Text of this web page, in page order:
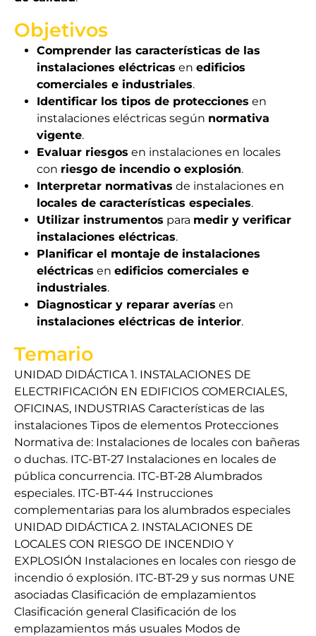
Objetivos
Comprender las características de las
instalaciones eléctricas en edificios
comerciales e industriales.
Identificar los tipos de protecciones en
instalaciones eléctricas según normativa
vigente.
Evaluar riesgos en instalaciones en locales
con riesgo de incendio o explosión.
Interpretar normativas de instalaciones en
locales de características especiales.
Utilizar instrumentos para medir y verificar
instalaciones eléctricas.
Planificar el montaje de instalaciones
eléctricas en edificios comerciales e
industriales.
Diagnosticar y reparar averías en
instalaciones eléctricas de interior.
Temario
UNIDAD DIDÁCTICA 1. INSTALACIONES DE
ELECTRIFICACIÓN EN EDIFICIOS COMERCIALES,
OFICINAS, INDUSTRIAS Características de las
instalaciones Tipos de elementos Protecciones
Normativa de: Instalaciones de locales con bañeras
o duchas. ITC-BT-27 Instalaciones en locales de
pública concurrencia. ITC-BT-28 Alumbrados
especiales. ITC-BT-44 Instrucciones
complementarias para los alumbrados especiales
UNIDAD DIDÁCTICA 2. INSTALACIONES DE
LOCALES CON RIESGO DE INCENDIO Y
EXPLOSIÓN Instalaciones en locales con riesgo de
incendio ó explosión. ITC-BT-29 y sus normas UNE
asociadas Clasificación de emplazamientos
Clasificación general Clasificación de los
emplazamientos más usuales Modos de